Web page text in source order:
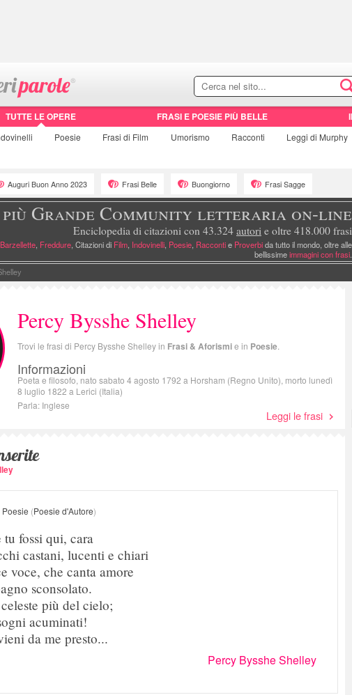
TUTTE LE OPERE FRASI E POESIE PIÙ BELLE
Poesie Frasi di Film Umorismo Racconti Leggi di Murphy
Auguri Buon Anno 2023 Frasi Belle Buongiorno Frasi Sagge
Grande Community letteraria on-line
Enciclopedia di citazioni con 43.324 autori e oltre 418.000 frasi
Barzellette, Freddure, Citazioni di Film, Indovinelli, Poesie, Raccontie Proverbida tutto il mondo, oltre alle
bellissimeimmagini con frasi.
Percy Bysshe Shelley
Trovi le frasi di Percy Bysshe Shelley in Frasi & Aforismie in Poesie
Informazioni
Poeta e filosofo, nato sabato 4 agosto 1792 a Horsham (Regno Unito), morto lunedì
8 luglio 1822 a Lerici (Italia)
Parla: Inglese
Leggi le frasi
Poesie (Poesie d'Autore)
fossi qui, cara
castani, lucenti e chiari
voce, che canta amore
sconsolato.
più del cielo;
acuminati!
da me presto...
Percy Bysshe Shelley